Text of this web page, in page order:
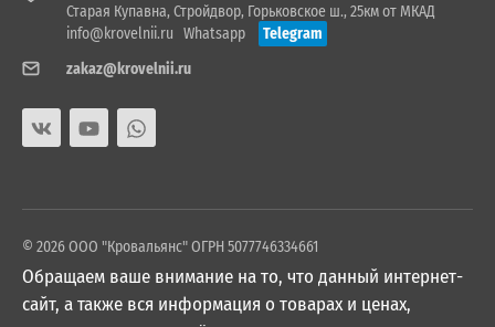
Старая Купавна, Стройдвор, Горьковское ш., 25км от МКАД
info@krovelnii.ru Whatsapp
Telegram
zakaz@krovelnii.ru
© 2026 ООО "Кровальянс" ОГРН 5077746334661
Обращаем ваше внимание на то, что данный интернет-
сайт, а также вся информация о товарах и ценах,